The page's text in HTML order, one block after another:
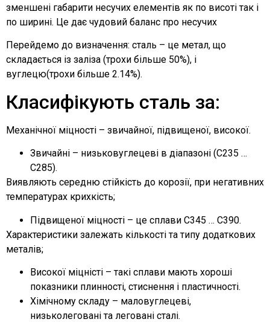
зменшені габарити несучих елементів як по висоті так і
по ширині. Це дає чудовий баланс про несучих
Перейдемо до визначення: сталь – це метал, що
складається із заліза (трохи більше 50%), і
вуглецю(трохи більше 2.14%).
Класифікують сталь за:
Механічної міцності – звичайної, підвищеної, високої.
Звичайні – низьковуглецеві в діапазоні (С235 …
С285).
Виявляють середню стійкість до корозії, при негативних
температурах крихкість;
Підвищеної міцності – це сплави С345 … С390.
Характеристики залежать кількості та типу додаткових
металів;
Високої міцністі – такі сплави мають хороші
показники плинності, стиснення і пластичності.
Хімічному складу – маловуглецеві,
низьколеговані та леговані сталі.